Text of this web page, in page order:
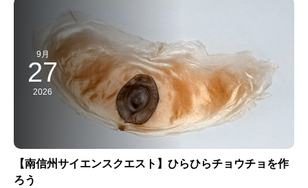
9月
27
2026
【南信州サイエンスクエスト】ひらひらチョウチョを作
ろう